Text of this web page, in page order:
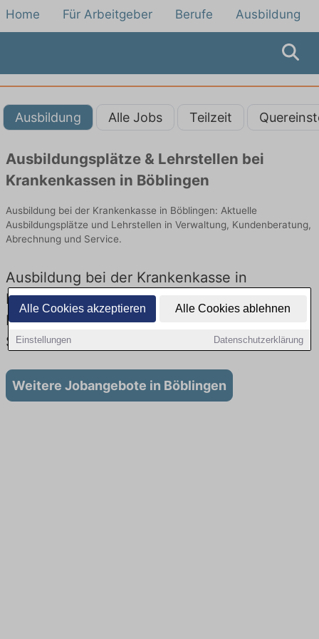
Alle Cookies akzeptieren Alle Cookies ablehnen
Einstellungen Datenschutzerklärung
Home Für Arbeitgeber Berufe Ausbildung
Ausbildung Alle Jobs Teilzeit
Ausbildungsplätze & Lehrstellen bei
Krankenkassen in Böblingen
Ausbildung bei der Krankenkasse in Böblingen: Aktuelle
Ausbildungsplätze und Lehrstellen in Verwaltung, Kundenberatung,
Abrechnung und Service.
Ausbildung bei der Krankenkasse in
Böblingen – Ausbildungsplätze und
Lehrstellen: Aktuell gibt es keine
Stellenangebote für Ausbildung in Böblingen
Weitere Jobangebote in Böblingen